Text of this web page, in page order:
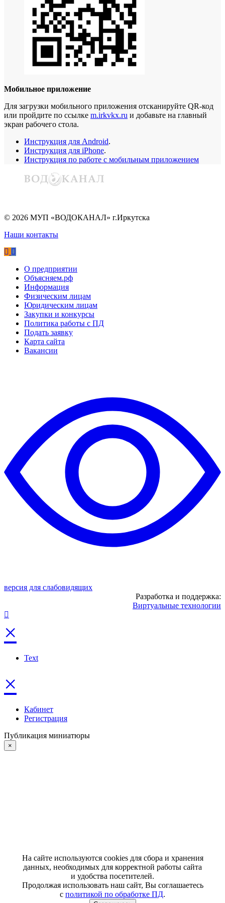
Мобильное приложение
Для загрузки мобильного приложения отсканируйте QR-код
или пройдите по ссылке m.irkvkx.ru и добавьте на главный
экран рабочего стола.
Инструкция для Android.
Инструкция для iPhone.
Инструкция по работе с мобильным приложением
© 2026 МУП «ВОДОКАНАЛ» г.Иркутска
Наши контакты
О предприятии
Объясняем.рф
Информация
Физическим лицам
Юридическим лицам
Закупки и конкурсы
Политика работы с ПД
Подать заявку
Карта сайта
Вакансии
версия для слабовидящих
Разработка и поддержка:
Виртуальные технологии
×
Text
×
Кабинет
Регистрация
Публикация миниатюры
×
На сайте используются cookies для сбора и хранения
данных, необходимых для корректной работы сайта
и удобства посетителей.
Продолжая использовать наш сайт, Вы соглашаетесь
с политикой по обработке ПД.